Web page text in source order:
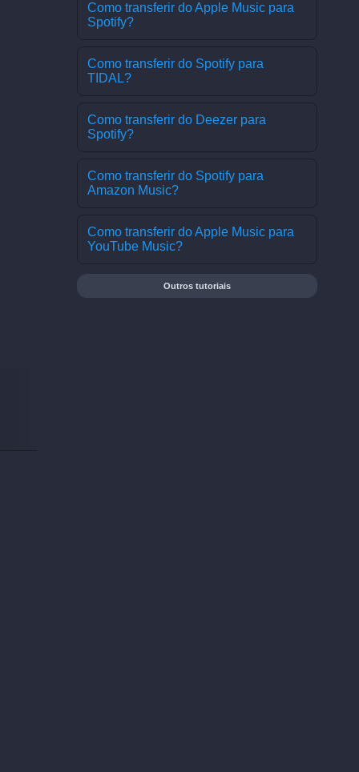
Como transferir do Apple Music para
Spotify?
Como transferir do Spotify para
TIDAL?
Como transferir do Deezer para
Spotify?
Como transferir do Spotify para
Amazon Music?
Como transferir do Apple Music para
YouTube Music?
Outros tutoriais